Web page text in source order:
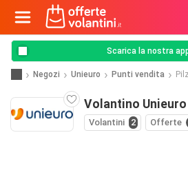
Scarica la nostra
Negozi Unieuro Punti vendita
Volantino
Volantini 2 Offerte